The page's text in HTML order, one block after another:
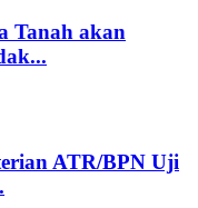
Tanah akan
ATR/BPN Uji